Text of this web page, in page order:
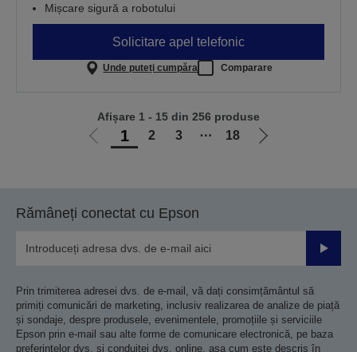
Mișcare sigură a robotului
Solicitare apel telefonic
Unde puteți cumpăra Comparare
Mergi
1 2 3 ⋯ 18
Mergi
Afișare 1 - 15 din 256 produse
Rămâneți conectat cu Epson
Prin trimiterea adresei dvs. de e-mail, vă dați consimțământul să
primiți comunicări de marketing, inclusiv realizarea de analize de piață
și sondaje, despre produsele, evenimentele, promoțiile și serviciile
Epson prin e-mail sau alte forme de comunicare electronică, pe baza
preferințelor dvs. și conduitei dvs. online, așa cum este descris în